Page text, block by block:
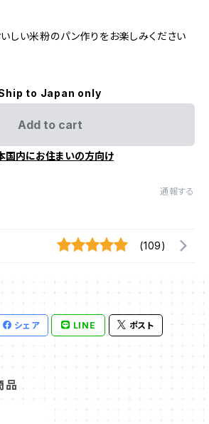
しい米粉のパン作りをお楽しみください
to Japan only
Add to cart
国内にお住まいの方向け
通報する
(109)
シェア LINE ポスト
品